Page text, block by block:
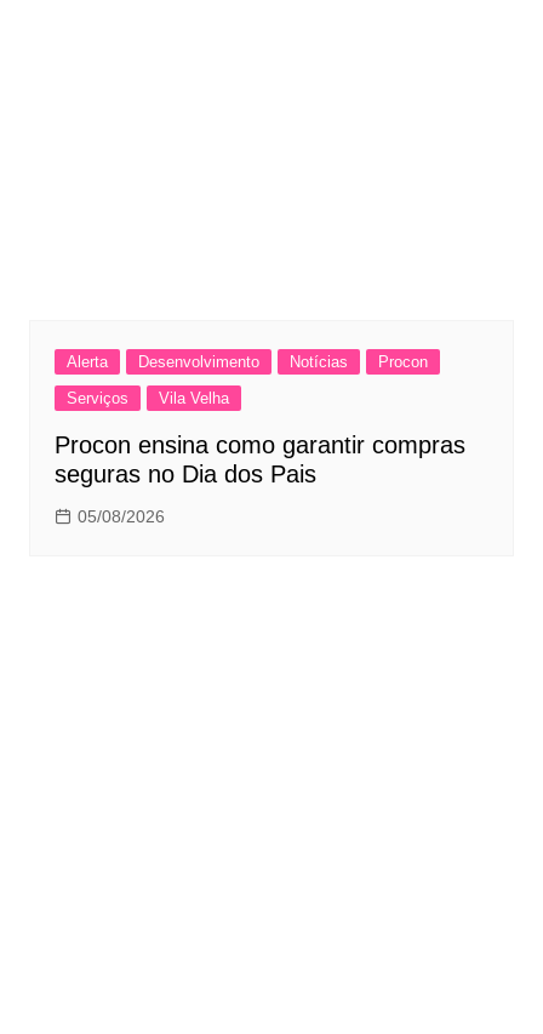
Alerta Desenvolvimento Notícias
Procon
Serviços
Vila Velha
Procon ensina como garantir compras
seguras no Dia dos Pais
05/08/2026